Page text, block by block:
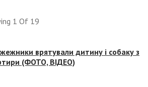
1 Of 19
врятували дитину і собаку з
(ФОТО, ВІДЕО)